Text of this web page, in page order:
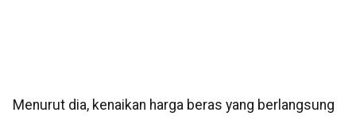
Menurut dia, kenaikan harga beras yang berlangsung